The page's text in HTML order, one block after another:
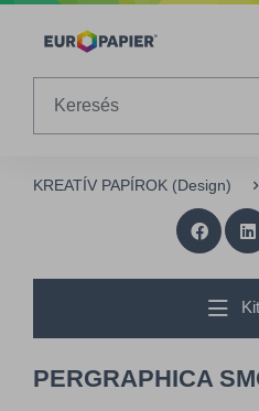
Table Of Content
KREATÍV PAPÍROK (Design)
PERGRAPHICA